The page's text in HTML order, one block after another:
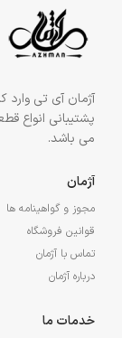
آژمان آی تی وارد
پشتیبانی انواع
می باشد.
آژمان
مجوز و گواهینامه ها
قوانین فروشگاه
تماس با آژمان
درباره آژمان
خدمات ما